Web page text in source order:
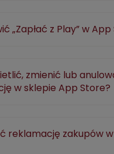
„Zapłać z Play” w
zmienić lub
w sklepie App Store?
reklamację zakupów